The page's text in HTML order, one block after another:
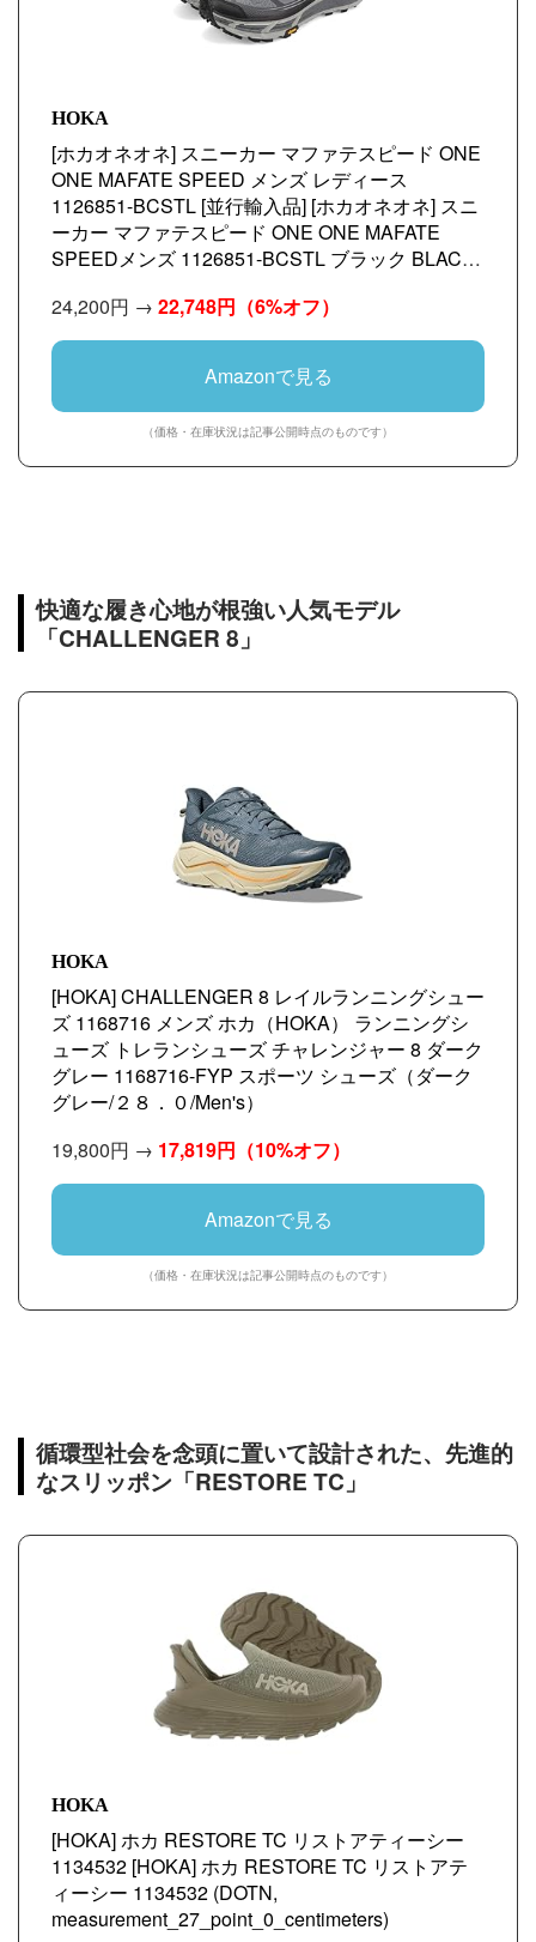
HOKA
[ホカオネオネ] スニーカー マファテスピード ONE
ONE MAFATE SPEED メンズ レディース
1126851-BCSTL [並行輸入品] [ホカオネオネ] スニ
ーカー マファテスピード ONE ONE MAFATE
SPEEDメンズ 1126851-BCSTL ブラック BLACK
24,200円 → 22,748円 （6%オフ）
Amazonで見る
（価格・在庫状況は記事公開時点のものです）
快適な履き心地が根強い人気モデル
「CHALLENGER 8」
HOKA
[HOKA] CHALLENGER 8 レイルランニングシュー
ズ 1168716 メンズ ホカ（HOKA） ランニングシ
ューズ トレランシューズ チャレンジャー 8 ダーク
グレー 1168716-FYP スポーツ シューズ（ダーク
グレー/２８．０/Men's）
19,800円 → 17,819円 （10%オフ）
Amazonで見る
（価格・在庫状況は記事公開時点のものです）
循環型社会を念頭に置いて設計された、先進的
なスリッポン「RESTORE TC」
HOKA
[HOKA] ホカ RESTORE TC リストアティーシー
1134532 [HOKA] ホカ RESTORE TC リストアテ
ィーシー 1134532 (DOTN,
measurement_27_point_0_centimeters)